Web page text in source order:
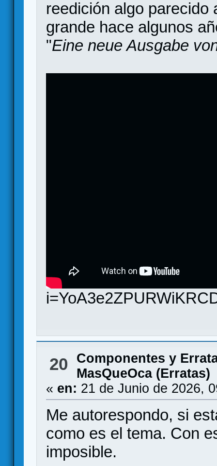
reedición algo parecido
grande hace algunos
"Eine neue Ausgabe
20
Componentes y
MasQueOca (Erratas)
« en: 21 de Junio de 2026,
Me autorespondo, si
como es el tema. Con
imposible.